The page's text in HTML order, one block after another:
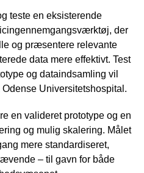
teste en eksisterende
der
og præsentere relevante
data mere effektivt. Test
og dataindsamling vil
Universitetshospital.
en valideret prototype og en
og mulig skalering. Målet
mere standardiseret,
– til gavn for både